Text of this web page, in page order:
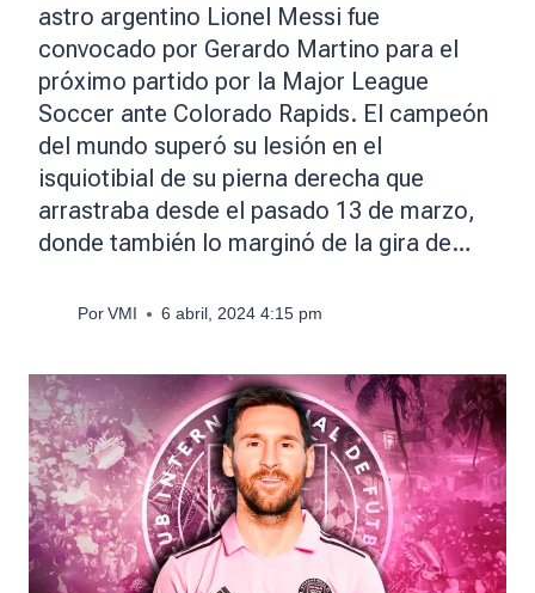
astro argentino Lionel Messi fue
convocado por Gerardo Martino para el
próximo partido por la Major League
Soccer ante Colorado Rapids. El campeón
del mundo superó su lesión en el
isquiotibial de su pierna derecha que
arrastraba desde el pasado 13 de marzo,
donde también lo marginó de la gira de…
Por VMI 6 abril, 2024 4:15 pm